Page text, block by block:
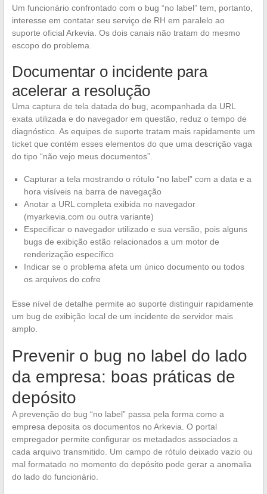
Um funcionário confrontado com o bug “no label” tem, portanto,
interesse em contatar seu serviço de RH em paralelo ao
suporte oficial Arkevia. Os dois canais não tratam do mesmo
escopo do problema.
Documentar o incidente para
acelerar a resolução
Uma captura de tela datada do bug, acompanhada da URL
exata utilizada e do navegador em questão, reduz o tempo de
diagnóstico. As equipes de suporte tratam mais rapidamente um
ticket que contém esses elementos do que uma descrição vaga
do tipo “não vejo meus documentos”.
Capturar a tela mostrando o rótulo “no label” com a data e a
hora visíveis na barra de navegação
Anotar a URL completa exibida no navegador
(myarkevia.com ou outra variante)
Especificar o navegador utilizado e sua versão, pois alguns
bugs de exibição estão relacionados a um motor de
renderização específico
Indicar se o problema afeta um único documento ou todos
os arquivos do cofre
Esse nível de detalhe permite ao suporte distinguir rapidamente
um bug de exibição local de um incidente de servidor mais
amplo.
Prevenir o bug no label do lado
da empresa: boas práticas de
depósito
A prevenção do bug “no label” passa pela forma como a
empresa deposita os documentos no Arkevia. O portal
empregador permite configurar os metadados associados a
cada arquivo transmitido. Um campo de rótulo deixado vazio ou
mal formatado no momento do depósito pode gerar a anomalia
do lado do funcionário.